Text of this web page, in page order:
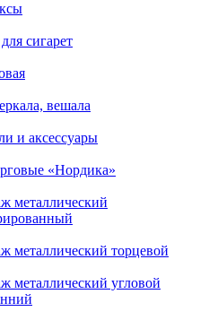
сигарет
вешала
и аксессуары
«Нордика»
металлический
металлический торцевой
металлический угловой